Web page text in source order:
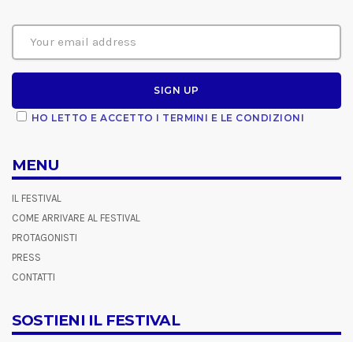
HO LETTO E ACCETTO I TERMINI E LE CONDIZIONI
MENU
IL FESTIVAL
COME ARRIVARE AL FESTIVAL
PROTAGONISTI
PRESS
CONTATTI
SOSTIENI IL FESTIVAL